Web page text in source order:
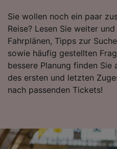
Sie wollen noch ein paar
Reise? Lesen Sie weiter
Fahrplänen, Tipps zur
sowie häufig gestellten
bessere Planung finden Sie
des ersten und letzten
nach passenden Tickets!